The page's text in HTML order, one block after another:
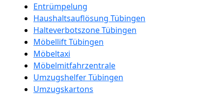
Entrümpelung
Haushaltsauflösung Tübingen
Halteverbotszone Tübingen
Möbellift Tübingen
Möbeltaxi
Möbelmitfahrzentrale
Umzugshelfer Tübingen
Umzugskartons